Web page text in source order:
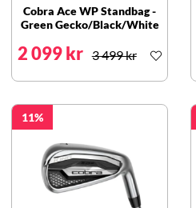
Cobra Ace WP Standbag -
Green Gecko/Black/White
2 099 kr 3 499 kr
11